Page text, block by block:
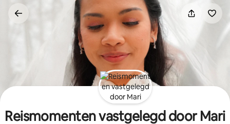
direct
Reismomenten vastgelegd door Mari